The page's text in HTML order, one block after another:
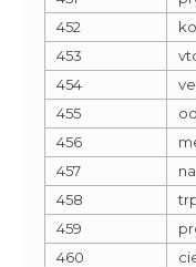
452
453
454
455
456
457
458
459
460